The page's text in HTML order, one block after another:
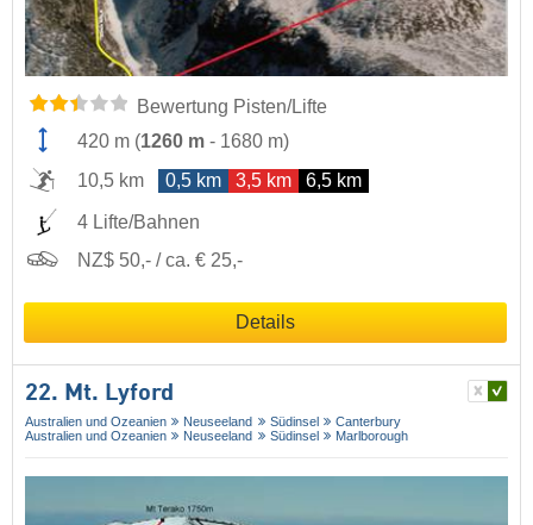
Bewertung Pisten/Lifte
420 m (1260 m - 1680 m)
10,5 km
0,5 km 3,5 km 6,5 km
4 Lifte/Bahnen
NZ$ 50,- / ca. € 25,-
Details
22. Mt. Lyford
Australien und Ozeanien Neuseeland Südinsel
Canterbury
Australien und Ozeanien
Neuseeland Südinsel Marlborough